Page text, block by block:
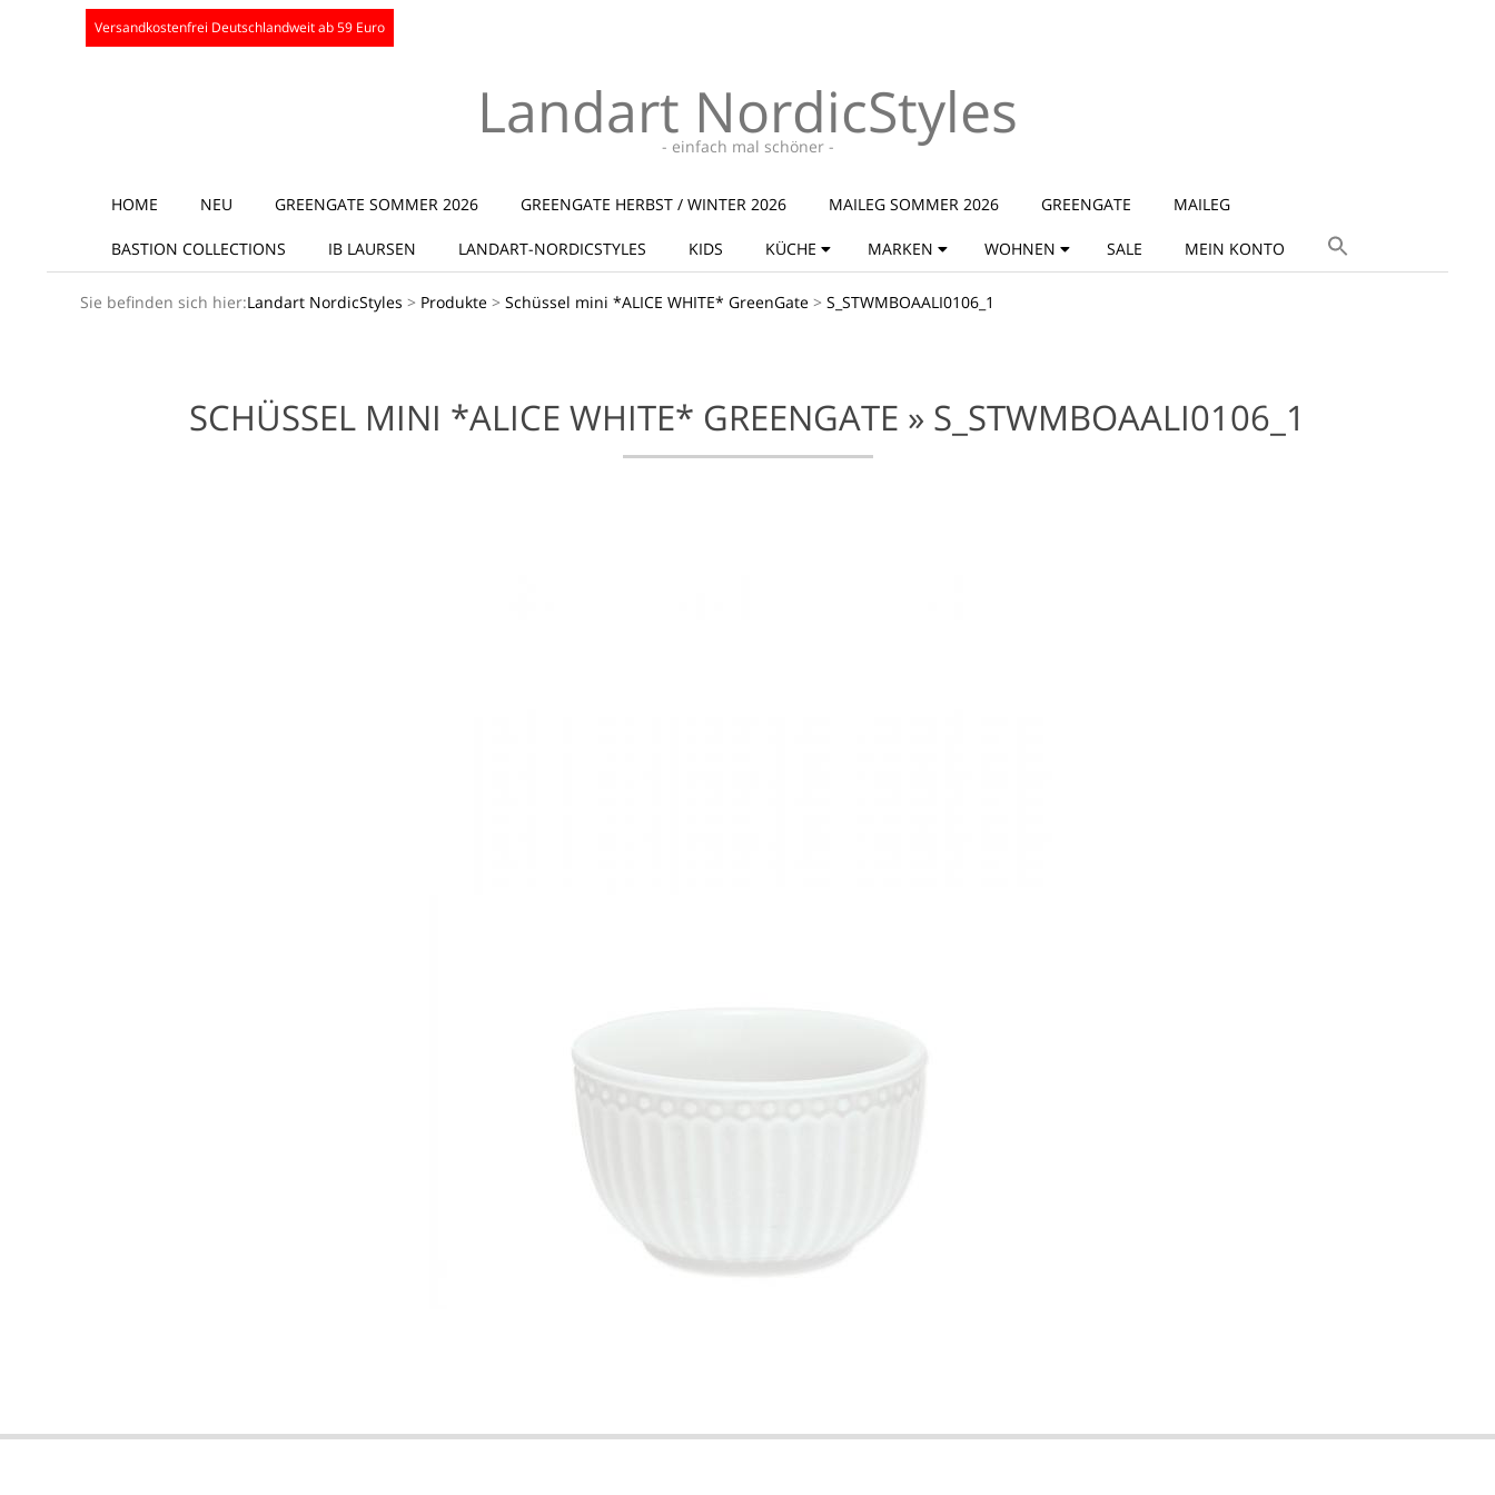
Versandkostenfrei Deutschlandweit ab 59 Euro
Landart NordicStyles
- einfach mal schöner -
Secondary
Menu
HOME NEU GREENGATE SOMMER 2026 GREENGATE HERBST / WINTER 2026 MAILEG SOMMER 2026 GREENGATE MAILEG
BASTION COLLECTIONS IB LAURSEN LANDART-NORDICSTYLES KIDS KÜCHE MARKEN WOHNEN SALE MEIN KONTO
Sie befinden sich hier:Landart NordicStyles > Produkte > Schüssel mini *ALICE WHITE* GreenGate > S_STWMBOAALI0106_1
SCHÜSSEL MINI *ALICE WHITE* GREENGATE » S_STWMBOAALI0106_1
01-